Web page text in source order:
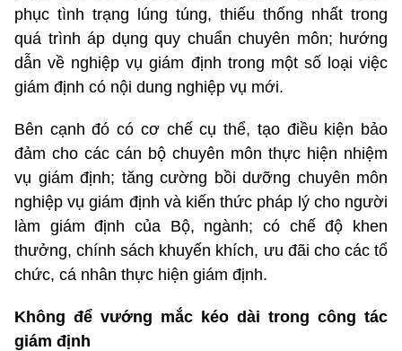
phục tình trạng lúng túng, thiếu thống nhất trong
quá trình áp dụng quy chuẩn chuyên môn; hướng
dẫn về nghiệp vụ giám định trong một số loại việc
giám định có nội dung nghiệp vụ mới.
Bên cạnh đó có cơ chế cụ thể, tạo điều kiện bảo
đảm cho các cán bộ chuyên môn thực hiện nhiệm
vụ giám định; tăng cường bồi dưỡng chuyên môn
nghiệp vụ giám định và kiến thức pháp lý cho người
làm giám định của Bộ, ngành; có chế độ khen
thưởng, chính sách khuyến khích, ưu đãi cho các tổ
chức, cá nhân thực hiện giám định.
Không để vướng mắc kéo dài trong công tác
giám định